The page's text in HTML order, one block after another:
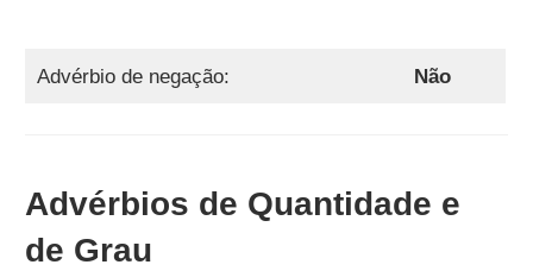
Advérbio de negação: Não
Advérbios de Quantidade e
de Grau